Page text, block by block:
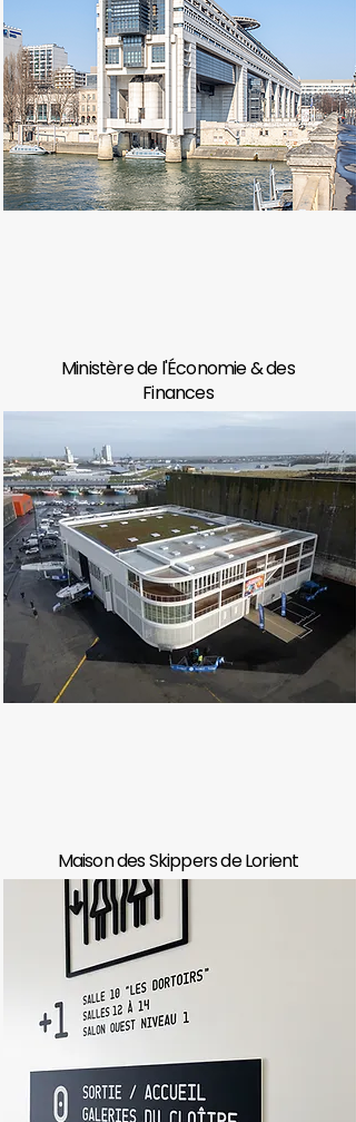
Ministère de l'Économie & des
Finances
#ServicePublic
#PatrimoineDuXXeSiècle
Maison des Skippers de Lorient
#CourseAuLarge #Nautisme
#Skippers